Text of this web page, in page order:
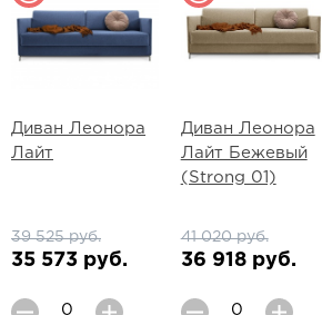
Диван Леонора
Лайт
39 525 руб.
35 573 руб.
Диван Леонора
Лайт Бежевый
(Strong 01)
41 020 руб.
36 918 руб.